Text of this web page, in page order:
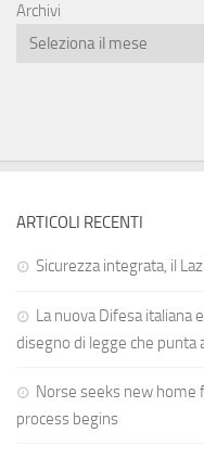
Archivi
ARTICOLI RECENTI
Sicurezza integrata, il
La nuova Difesa italiana
disegno di legge che punta
Norse seeks new home
process begins